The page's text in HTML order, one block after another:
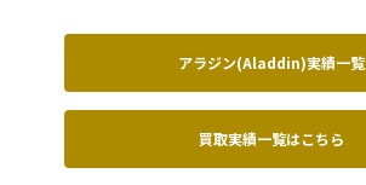
アラジン(Aladdin)実績一覧
買取実績一覧はこちら